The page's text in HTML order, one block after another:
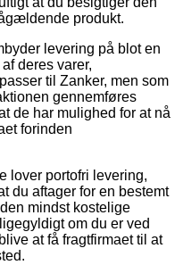
produkt.
levering på blot en
deres varer,
til Zanker, men som
gennemføres
de har mulighed for at nå
forinden
lover portofri levering,
du aftager for en bestemt
mindst kostelige
om du er ved
at få fragtfirmaet til at